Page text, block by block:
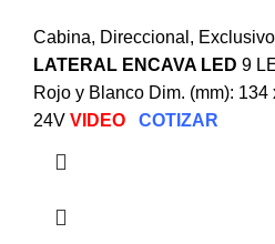
Cabina, Direccional , Exclusivo
LATERAL ENCAVA LED 9
Rojo y Blanco Dim. (mm):
24V VIDEO COTIZAR